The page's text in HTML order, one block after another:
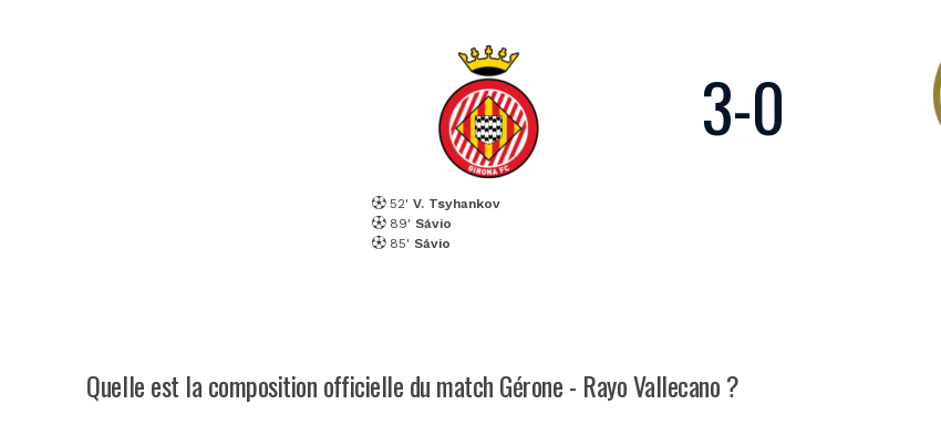
52' V. Tsyhankov
89' Sávio
85' Sávio
3-0
Quelle est la composition officielle du match Gérone - Rayo Vallecano ?